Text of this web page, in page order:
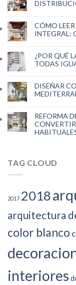
CÓMO
INTEGRAL:
¿POR QUÉ
TODAS
DISEÑAR
REFORMA
TAG CLOUD
2017 2018
arquitectura
color blanco
interiores